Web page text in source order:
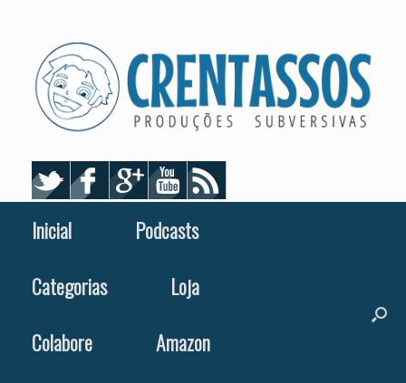
Inicial
Podcasts
Categorias
Loja
Colabore
Amazon